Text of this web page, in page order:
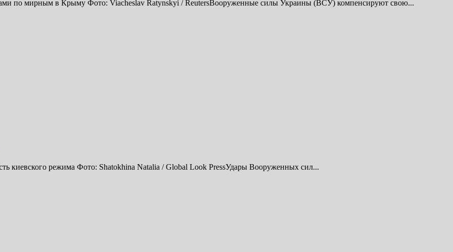
по мирным в Крыму Фото: Viacheslav Ratynskyi / ReutersВооруженные силы Украины (ВСУ) компенсируют свою...
киевского режима Фото: Shatokhina Natalia / Global Look PressУдары Вооруженных сил...